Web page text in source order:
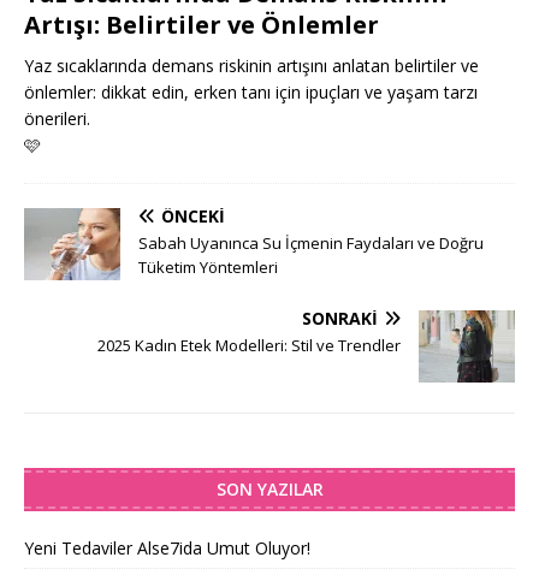
Artışı: Belirtiler ve Önlemler
Yaz sıcaklarında demans riskinin artışını anlatan belirtiler ve
önlemler: dikkat edin, erken tanı için ipuçları ve yaşam tarzı
önerileri.
🩷
ÖNCEKI
Sabah Uyanınca Su İçmenin Faydaları ve Doğru
Tüketim Yöntemleri
SONRAKI
2025 Kadın Etek Modelleri: Stil ve Trendler
SON YAZILAR
Yeni Tedaviler Alse7ida Umut Oluyor!